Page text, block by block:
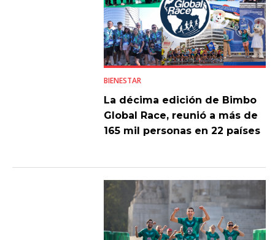
BIENESTAR
La décima edición de Bimbo
Global Race, reunió a más de
165 mil personas en 22 países